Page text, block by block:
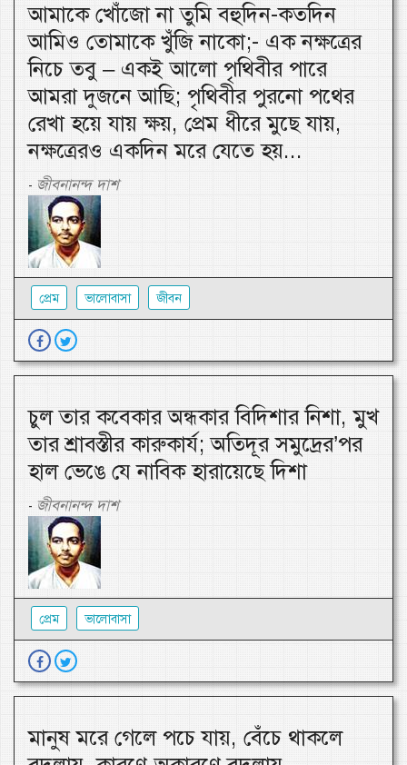
আমাকে খোঁজো না তুমি বহুদিন-কতদিন
আমিও তোমাকে খুঁজি নাকো;- এক নক্ষত্রের
নিচে তবু – একই আলো পৃথিবীর পারে
আমরা দুজনে আছি; পৃথিবীর পুরনো পথের
রেখা হয়ে যায় ক্ষয়, প্রেম ধীরে মুছে যায়,
নক্ষত্রেরও একদিন মরে যেতে হয়...
- জীবনানন্দ দাশ
প্রেম ভালোবাসা জীবন
চুল তার কবেকার অন্ধকার বিদিশার নিশা, মুখ
তার শ্রাবস্তীর কারুকার্য; অতিদূর সমুদ্রের’পর
হাল ভেঙে যে নাবিক হারায়েছে দিশা
- জীবনানন্দ দাশ
প্রেম ভালোবাসা
মানুষ মরে গেলে পচে যায়, বেঁচে থাকলে